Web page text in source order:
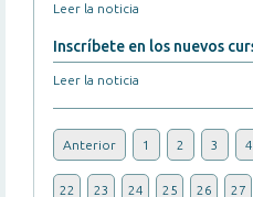
Leer la noticia
Inscríbete en los nuevos
Leer la noticia
Anterior 1 2 3 4
22 23 24 25 26 27